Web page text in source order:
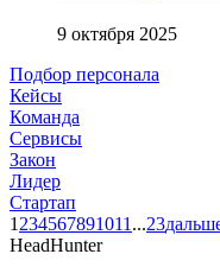
9 октября 2025
Подбор персонала
Кейсы
Команда
Сервисы
Закон
Лидер
Стартап
1 234567891011 ...23
HeadHunter